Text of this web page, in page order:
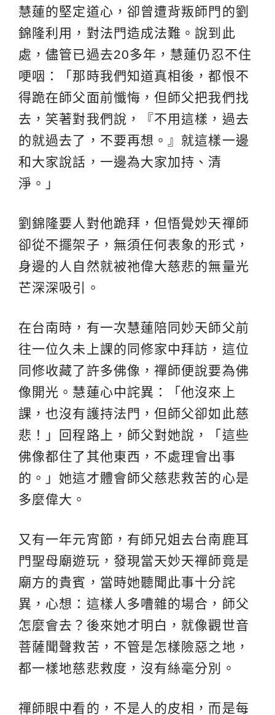
慧蓮的堅定道心，卻曾遭背叛師門的劉
錦隆利用，對法門造成法難。說到此
處，儘管已過去20多年，慧蓮仍忍不住
哽咽：「那時我們知道真相後，都恨不
得跪在師父面前懺悔，但師父把我們找
去，笑著對我們說，『不用這樣，過去
的就過去了，不要再想。』就這樣一邊
和大家說話，一邊為大家加持、清
淨。」
劉錦隆要人對他跪拜，但悟覺妙天禪師
卻從不擺架子，無須任何表象的形式，
身邊的人自然就被祂偉大慈悲的無量光
芒深深吸引。
在台南時，有一次慧蓮陪同妙天師父前
往一位久未上課的同修家中拜訪，這位
同修收藏了許多佛像，禪師便說要為佛
像開光。慧蓮心中詫異：「他沒來上
課，也沒有護持法門，但師父卻如此慈
悲！」回程路上，師父對她說，「這些
佛像都住了其他東西，不處理會出事
的。」她這才體會師父慈悲救苦的心是
多麼偉大。
又有一年元宵節，有師兄姐去台南鹿耳
門聖母廟遊玩，發現當天妙天禪師竟是
廟方的貴賓，當時她聽聞此事十分詫
異，心想：這樣人多嘈雜的場合，師父
怎麼會去？後來她才明白，就像觀世音
菩薩聞聲救苦，不管是怎樣險惡之地，
都一樣地慈悲救度，沒有絲毫分別。
禪師眼中看的，不是人的皮相，而是每